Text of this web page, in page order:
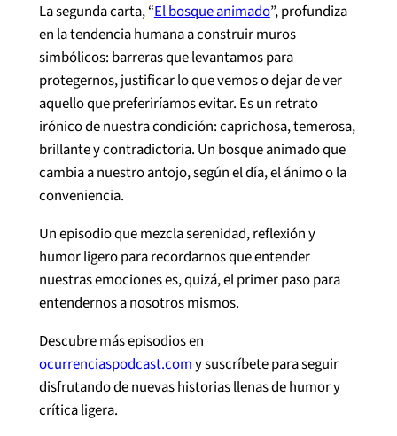
La segunda carta, “El bosque animado”, profundiza
en la tendencia humana a construir muros
simbólicos: barreras que levantamos para
protegernos, justificar lo que vemos o dejar de ver
aquello que preferiríamos evitar. Es un retrato
irónico de nuestra condición: caprichosa, temerosa,
brillante y contradictoria. Un bosque animado que
cambia a nuestro antojo, según el día, el ánimo o la
conveniencia.
Un episodio que mezcla serenidad, reflexión y
humor ligero para recordarnos que entender
nuestras emociones es, quizá, el primer paso para
entendernos a nosotros mismos.
Descubre más episodios en⁠⁠
ocurrenciaspodcast.com⁠⁠ y suscríbete para seguir
disfrutando de nuevas historias llenas de humor y
crítica ligera.